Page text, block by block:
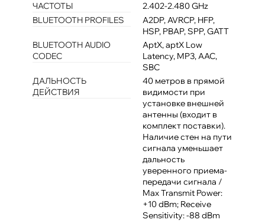
ЧАСТОТЫ
2.402-2.480 GHz
BLUETOOTH PROFILES
A2DP, AVRCP, HFP,
HSP, PBAP, SPP, GATT
BLUETOOTH AUDIO
CODEC
AptX, aptX Low
Latency, MP3, AAC,
SBC
ДАЛЬНОСТЬ
ДЕЙСТВИЯ
40 метров в прямой
видимости при
установке внешней
антенны (входит в
комплект поставки).
Наличие стен на пути
сигнала уменьшает
дальность
уверенного приема-
передачи сигнала /
Max Transmit Power:
+10 dBm; Receive
Sensitivity: -88 dBm